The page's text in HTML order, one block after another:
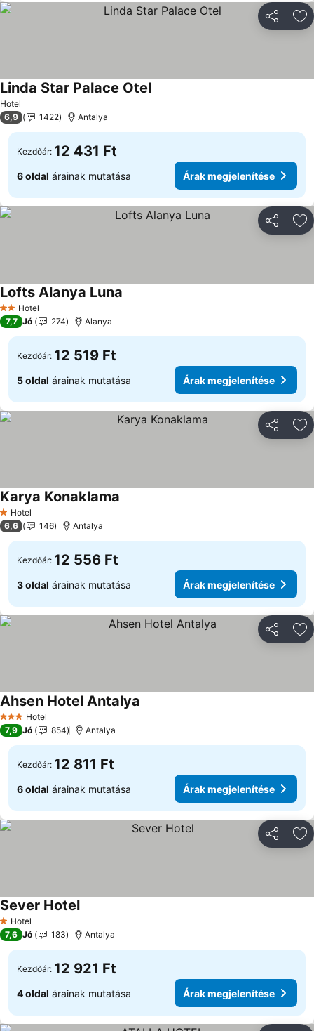
Hotel
Linda Star Palace Otel
6,9 1422 Antalya
Kezdőár: 12 431 Ft
6 oldal árainak mutatása Árak megjelenítése
2 Kategória
Hotel
Lofts Alanya Luna
7,7 Jó 274 Alanya
Kezdőár: 12 519 Ft
5 oldal árainak mutatása Árak megjelenítése
1 Kategória
Hotel
Karya Konaklama
6,6 146 Antalya
Kezdőár: 12 556 Ft
3 oldal árainak mutatása Árak megjelenítése
3 Kategória
Hotel
Ahsen Hotel Antalya
7,9 Jó 854 Antalya
Kezdőár: 12 811 Ft
6 oldal árainak mutatása Árak megjelenítése
1 Kategória
Hotel
Sever Hotel
7,6 Jó 183 Antalya
Kezdőár: 12 921 Ft
4 oldal árainak mutatása Árak megjelenítése